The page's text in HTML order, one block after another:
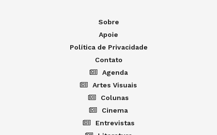
Sobre
Apoie
Política de Privacidade
Contato
Agenda
Artes Visuais
Colunas
Cinema
Entrevistas